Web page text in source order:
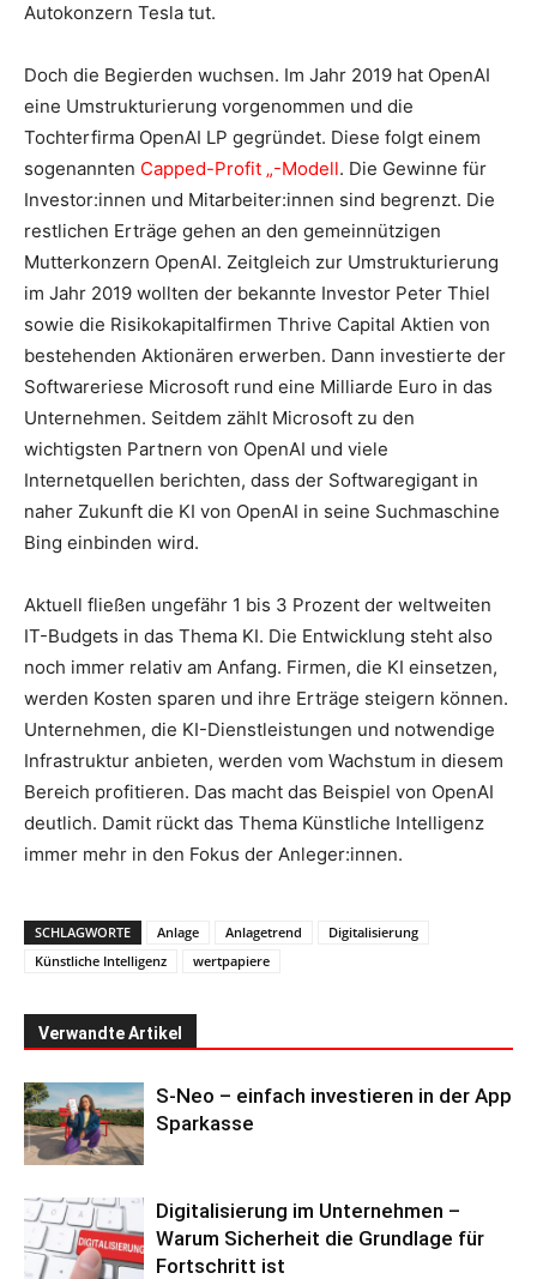
Autokonzern Tesla tut.
Doch die Begierden wuchsen. Im Jahr 2019 hat OpenAI
eine Umstrukturierung vorgenommen und die
Tochterfirma OpenAI LP gegründet. Diese folgt einem
sogenannten Capped-Profit „-Modell. Die Gewinne für
Investor:innen und Mitarbeiter:innen sind begrenzt. Die
restlichen Erträge gehen an den gemeinnützigen
Mutterkonzern OpenAI. Zeitgleich zur Umstrukturierung
im Jahr 2019 wollten der bekannte Investor Peter Thiel
sowie die Risikokapitalfirmen Thrive Capital Aktien von
bestehenden Aktionären erwerben. Dann investierte der
Softwareriese Microsoft rund eine Milliarde Euro in das
Unternehmen. Seitdem zählt Microsoft zu den
wichtigsten Partnern von OpenAI und viele
Internetquellen berichten, dass der Softwaregigant in
naher Zukunft die KI von OpenAI in seine Suchmaschine
Bing einbinden wird.
Aktuell fließen ungefähr 1 bis 3 Prozent der weltweiten
IT-Budgets in das Thema KI. Die Entwicklung steht also
noch immer relativ am Anfang. Firmen, die KI einsetzen,
werden Kosten sparen und ihre Erträge steigern können.
Unternehmen, die KI-Dienstleistungen und notwendige
Infrastruktur anbieten, werden vom Wachstum in diesem
Bereich profitieren. Das macht das Beispiel von OpenAI
deutlich. Damit rückt das Thema Künstliche Intelligenz
immer mehr in den Fokus der Anleger:innen.
SCHLAGWORTE Anlage Anlagetrend
Digitalisierung
Künstliche Intelligenz
wertpapiere
Verwandte Artikel
S-Neo – einfach investieren in der App
Sparkasse
Digitalisierung im Unternehmen –
Warum Sicherheit die Grundlage für
Fortschritt ist